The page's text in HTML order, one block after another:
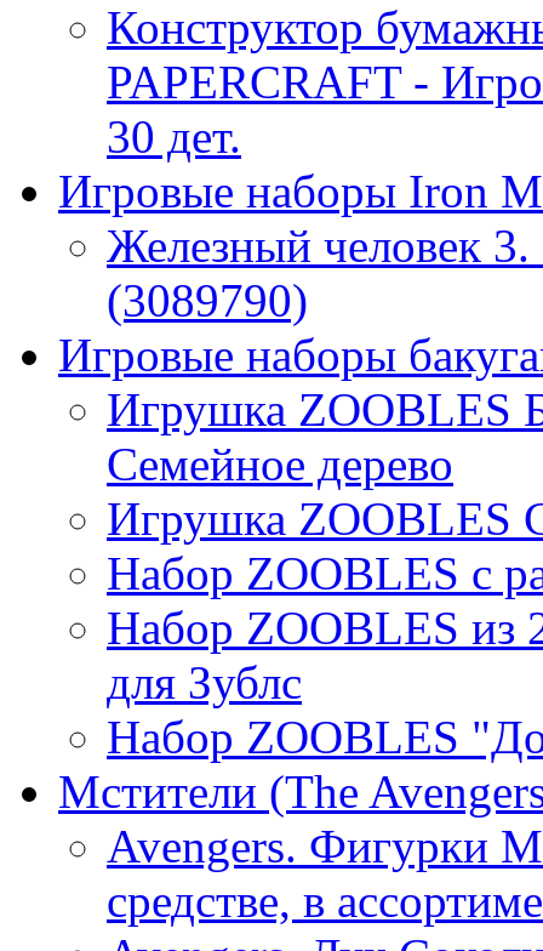
Конструктор
PAPERCRAFT -
30 дет.
Игровые наборы Iron
Железный человек
(3089790)
Игровые наборы
Игрушка ZOOBLES
Семейное дерево
Игрушка ZOOBLES
Набор ZOOBLES с
Набор ZOOBLES из
для Зублс
Набор ZOOBLES
Мстители (The
Avengers. Фигурки
средстве, в